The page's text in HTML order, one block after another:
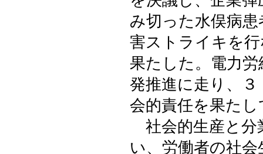
み切った水俣病
害ストライキを
果たした。電力
発推進に走り、
会的責任を果た
社会的生産と分
い、労働者の社